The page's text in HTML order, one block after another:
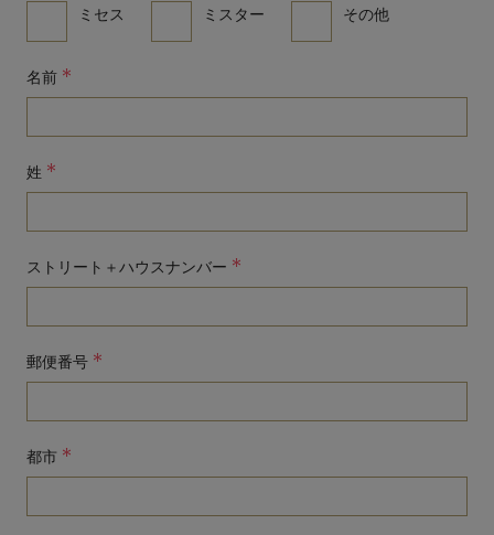
ミセス ミスター その他
名前 *
姓 *
ストリート＋ハウスナンバー *
郵便番号 *
都市 *